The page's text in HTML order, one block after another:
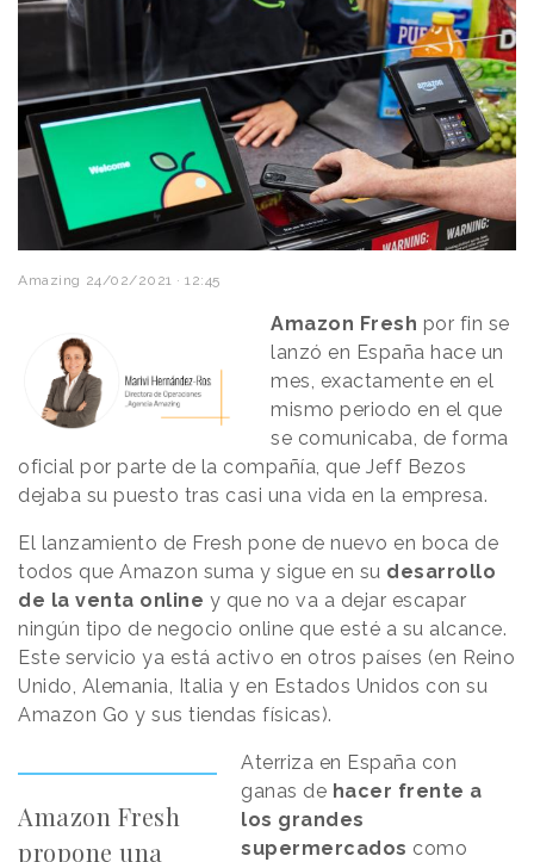
Amazing 24/02/2021 · 12:45
Amazon Fresh por fin se
lanzó en España hace un
mes, exactamente en el
mismo periodo en el que
se comunicaba, de forma
oficial por parte de la compañía, que Jeff Bezos
dejaba su puesto tras casi una vida en la empresa.
El lanzamiento de Fresh pone de nuevo en boca de
todos que Amazon suma y sigue en su desarrollo
de la venta online y que no va a dejar escapar
ningún tipo de negocio online que esté a su alcance.
Este servicio ya está activo en otros países (en Reino
Unido, Alemania, Italia y en Estados Unidos con su
Amazon Go y sus tiendas físicas).
Amazon Fresh
propone una
Aterriza en España con
ganas de hacer frente a
los grandes
supermercados como